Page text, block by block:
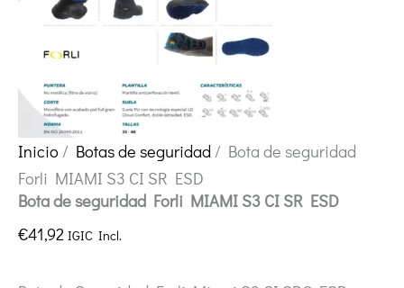
Inicio / Botas de seguridad / Bota de seguridad
Forli MIAMI S3 CI SR ESD
Bota de seguridad Forli MIAMI S3 CI SR ESD
€41,92 IGIC Incl.